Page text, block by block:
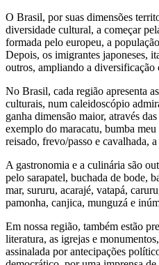
O Brasil, por suas dimensões
diversidade cultural, a começar
formada pelo europeu, a
Depois, os imigrantes japoneses,
outros, ampliando a diversificação
No Brasil, cada região apresenta
culturais, num caleidoscópio
ganha dimensão maior, através
exemplo do maracatu, bumba
reisado, frevo/passo e cavalhada,
A gastronomia e a culinária são
pelo sarapatel, buchada de bode,
mar, sururu, acarajé, vatapá,
pamonha, canjica, munguzá e
Em nossa região, também estão
literatura, as igrejas e
assinalada por antecipações